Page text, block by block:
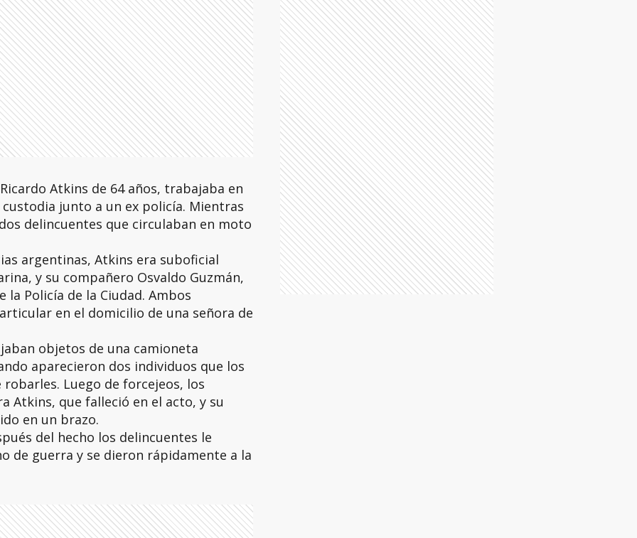
Atkins de 64 años, trabajaba en
junto a un ex policía. Mientras
delincuentes que circulaban en moto
argentinas, Atkins era suboficial
y su compañero Osvaldo Guzmán,
la Policía de la Ciudad. Ambos
en el domicilio de una señora de
objetos de una camioneta
aparecieron dos individuos que los
Luego de forcejeos, los
Atkins, que falleció en el acto, y su
en un brazo.
del hecho los delincuentes le
de guerra y se dieron rápidamente a la